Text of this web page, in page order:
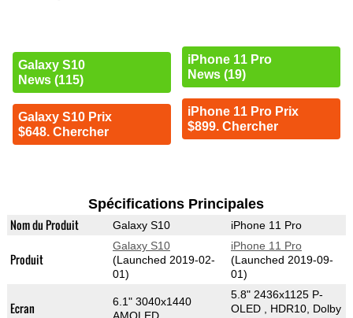
Galaxy S10
News (115)
Galaxy S10 Prix
$648. Chercher
iPhone 11 Pro
News (19)
iPhone 11 Pro Prix
$899. Chercher
Spécifications Principales
Nom du Produit Galaxy S10 iPhone 11 Pro
Produit
Galaxy S10
(Launched 2019-02-
01)
iPhone 11 Pro
(Launched 2019-09-
01)
Ecran
6.1" 3040x1440
5.8" 2436x1125 P-
OLED , HDR10, Dolby